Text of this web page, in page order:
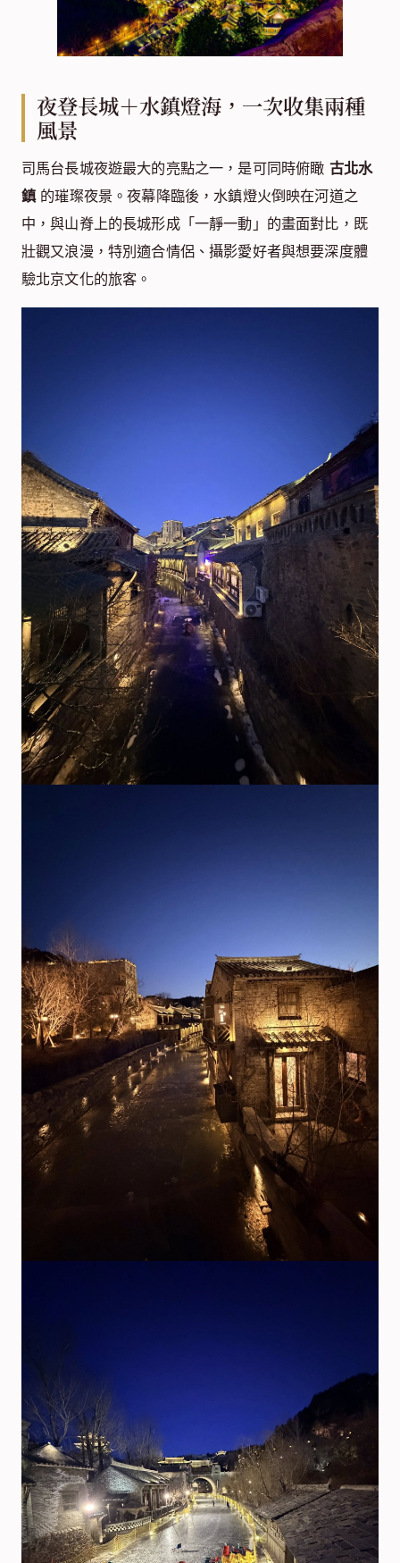
夜登長城＋水鎮燈海，一次收集兩種
風景
司馬台長城夜遊最大的亮點之一，是可同時俯瞰 古北水
鎮的璀璨夜景。夜幕降臨後，水鎮燈火倒映在河道之
中，與山脊上的長城形成「一靜一動」的畫面對比，既
壯觀又浪漫，特別適合情侶、攝影愛好者與想要深度體
驗北京文化的旅客。